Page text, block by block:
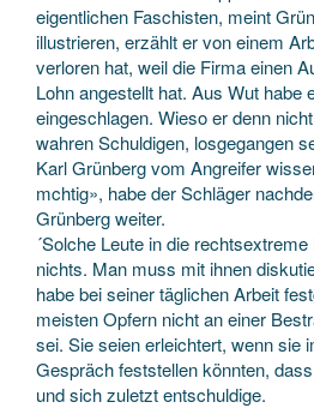
eigentlichen Faschisten, meint
illustrieren, erzählt er von einem
verloren hat, weil die Firma einen
Lohn angestellt hat. Aus Wut habe
eingeschlagen. Wieso er denn
wahren Schuldigen, losgegangen
Karl Grünberg vom Angreifer
mchtig», habe der Schläger
Grünberg weiter.
´Solche Leute in die
nichts. Man muss mit ihnen
habe bei seiner täglichen Arbeit
meisten Opfern nicht an einer
sei. Sie seien erleichtert, wenn sie
Gespräch feststellen könnten,
und sich zuletzt entschuldige.